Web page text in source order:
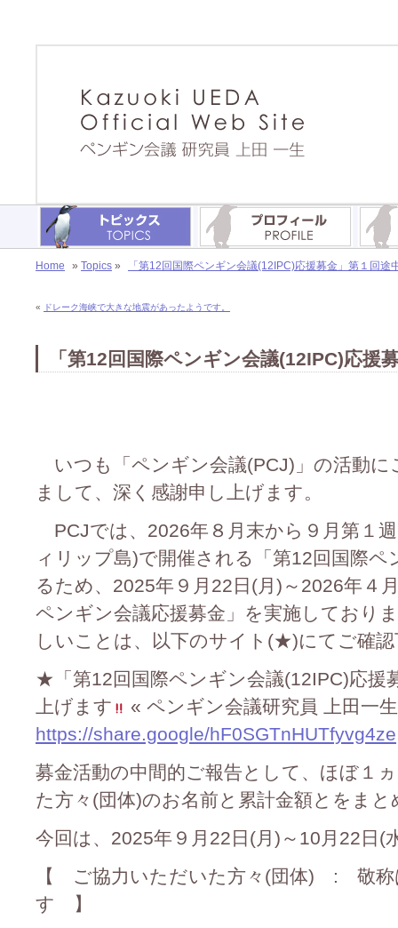
Home » Topics » 「第12回国際ペンギン会議(12IPC)応援募金」第１回途
« ドレーク海峡で大きな地震があったようです。
「第12回国際ペンギン会議(12IPC)応援
いつも「ペンギン会議(PCJ)」の活動に
まして、深く感謝申し上げます。
PCJでは、2026年８月末から９月第１
ィリップ島)で開催される「第12回国際
るため、2025年９月22日(月)～2026年４
ペンギン会議応援募金」を実施しており
しいことは、以下のサイト(★)にてご確
★「第12回国際ペンギン会議(12IPC)応援
上げます
« ペンギン会議研究員 上田一
https://share.google/hF0SGTnHUTfyvg4ze
募金活動の中間的ご報告として、ほぼ１
た方々(団体)のお名前と累計金額とをま
今回は、2025年９月22日(月)～10月22日(
【 ご協力いただいた方々(団体) : 敬称
す 】